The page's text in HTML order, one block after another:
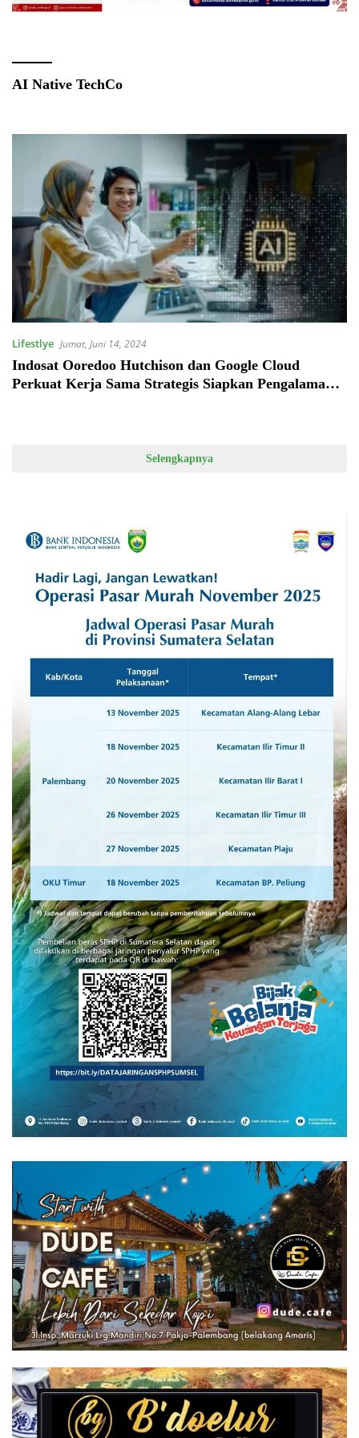
AI Native TechCo
Lifestlye Jumat, Juni 14, 2024
Indosat Ooredoo Hutchison dan Google Cloud
Perkuat Kerja Sama Strategis Siapkan Pengalaman
Selengkapnya